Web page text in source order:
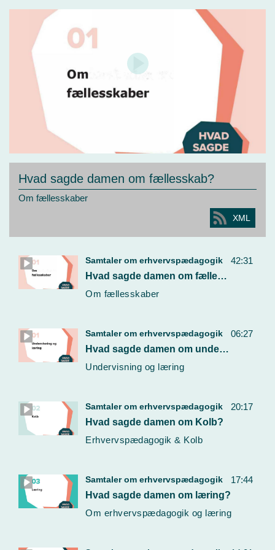
Hvad sagde damen om fællesskab?
Om fællesskaber
XML
42:31
Samtaler om erhvervspædagogik
Hvad sagde damen om fællesskab?
Om fællesskaber
06:27
Samtaler om erhvervspædagogik
Hvad sagde damen om undervisning og læring?
Undervisning og læring
20:17
Samtaler om erhvervspædagogik
Hvad sagde damen om Kolb?
Erhvervspædagogik & Kolb
17:44
Samtaler om erhvervspædagogik
Hvad sagde damen om læring?
Om erhvervspædagogik og læring